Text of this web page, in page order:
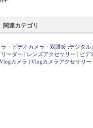
関連カテゴリ
ラ・ビデオカメラ・双眼鏡 :デジタル
リーダー | レンズアクセサリー | ビデ
Vlogカメラ | Vlogカメラアクセサリー